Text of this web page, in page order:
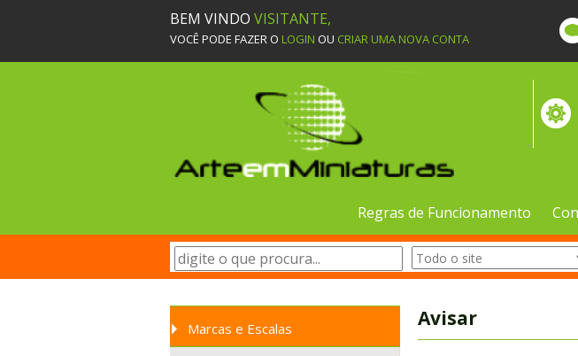
BEM VINDO VISITANTE,
VOCÊ PODE FAZER O LOGIN OU CRIAR UMA NOVA CONTA
Regras de Funcionamento
Marcas e Escalas Avisar